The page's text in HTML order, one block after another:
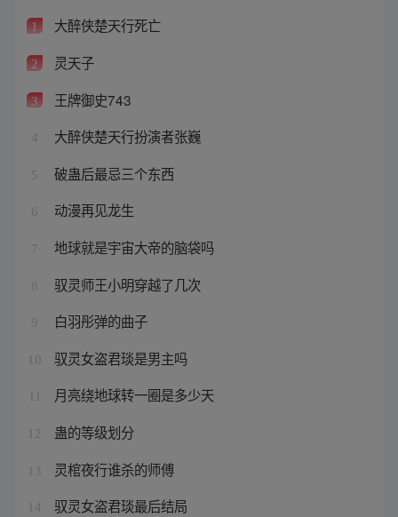
1 大醉侠楚天行死亡
2 灵天子
3 王牌御史743
4 大醉侠楚天行扮演者张巍
5 破蛊后最忌三个东西
6 动漫再见龙生
7 地球就是宇宙大帝的脑袋吗
8 驭灵师王小明穿越了几次
9 白羽彤弹的曲子
10 驭灵女盗君琰是男主吗
月亮绕地球转一圈是多少天
12 蛊的等级划分
13 灵棺夜行谁杀的师傅
14 驭灵女盗君琰最后结局